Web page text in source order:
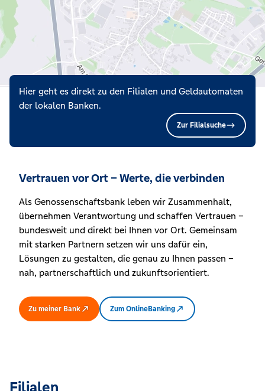
Hier geht es direkt zu den Filialen und Geldautomaten
der lokalen Banken.
Zur Filialsuche
Vertrauen vor Ort – Werte, die verbinden
Als Genossenschaftsbank leben wir Zusammenhalt,
übernehmen Verantwortung und schaffen Vertrauen –
bundesweit und direkt bei Ihnen vor Ort. Gemeinsam
mit starken Partnern setzen wir uns dafür ein,
Lösungen zu gestalten, die genau zu Ihnen passen –
nah, partnerschaftlich und zukunftsorientiert.
Zu meiner Bank Zum OnlineBanking
Filialen